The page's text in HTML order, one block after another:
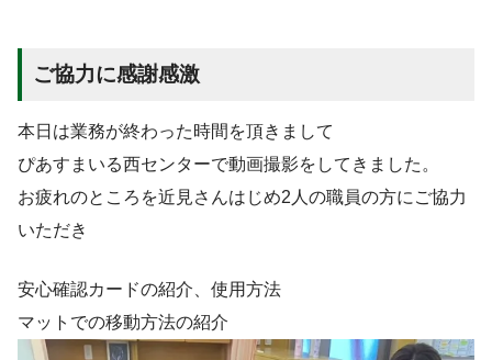
ご協力に感謝感激
本日は業務が終わった時間を頂きまして
ぴあすまいる西センターで動画撮影をしてきました。
お疲れのところを近見さんはじめ2人の職員の方にご協力
いただき
安心確認カードの紹介、使用方法
マットでの移動方法の紹介